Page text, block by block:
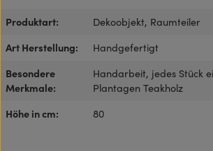
Produktart:
Dekoobjekt, Raumteiler
Art Herstellung:
Handgefertigt
Besondere
Merkmale:
Handarbeit, jedes Stück
Plantagen Teakholz
Höhe in cm:
80